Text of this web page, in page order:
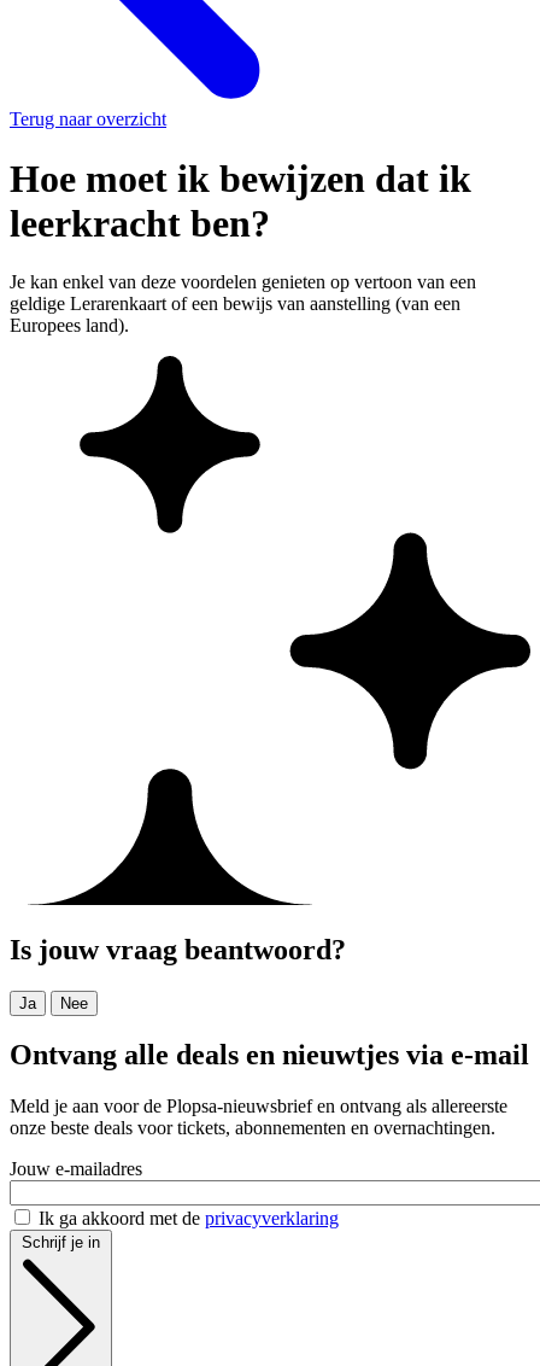
Terug naar overzicht
Hoe moet ik bewijzen dat ik
leerkracht ben?
Je kan enkel van deze voordelen genieten op vertoon van een
geldige Lerarenkaart of een bewijs van aanstelling (van een
Europees land).
Is jouw vraag beantwoord?
Ja Nee
Ontvang alle deals en nieuwtjes via e-mail
Meld je aan voor de Plopsa-nieuwsbrief en ontvang als allereerste
onze beste deals voor tickets, abonnementen en overnachtingen.
Jouw e-mailadres
Ik ga akkoord met de privacyverklaring
Schrijf je in